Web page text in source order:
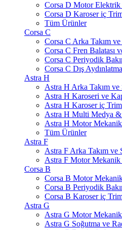
Corsa D Motor Elektrik
Corsa D Karoser iç
Tüm Ürünler
Corsa C
Corsa C Arka Takım
Corsa C Fren Balatası
Corsa C Periyodik
Corsa C Dış
Astra H
Astra H Arka Takım ve
Astra H Karoseri ve
Astra H Karoser iç
Astra H Multi Medya &
Astra H Motor Mekanik
Tüm Ürünler
Astra F
Astra F Arka Takım ve
Astra F Motor Mekanik
Corsa B
Corsa B Motor Mekanik
Corsa B Periyodik
Corsa B Karoser iç
Astra G
Astra G Motor Mekanik
Astra G Soğutma ve